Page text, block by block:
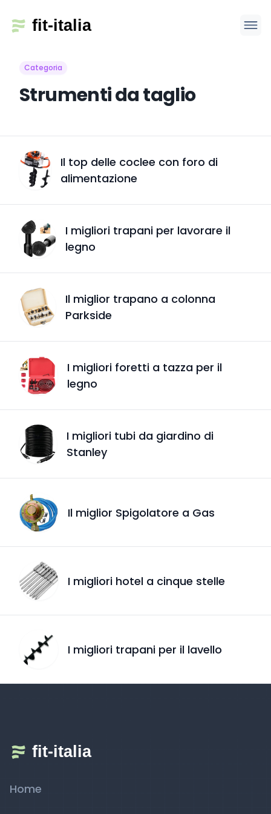
Categoria
Strumenti da taglio
Il top delle coclee con foro di
alimentazione
I migliori trapani per lavorare il
legno
Il miglior trapano a colonna
Parkside
I migliori foretti a tazza per il
legno
I migliori tubi da giardino di
Stanley
Il miglior Spigolatore a Gas
I migliori hotel a cinque stelle
I migliori trapani per il lavello
Home